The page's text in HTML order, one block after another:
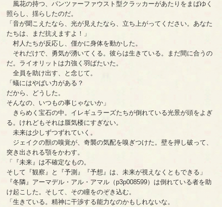
風花の持つ、パンツァーファウスト型クラッカーがあたりをまばゆく
照らし、揺らしたのだ。
「音が聞こえたなら、光が見えたなら、立ち上がってください。あなた
たちは、まだ抗えますよ！」
村人たちが反応し、僅かに身体を動かした。
それだけで、勇気が湧いてくる。彼らは生きている。まだ間に合うの
だ。ライオリットは力強く羽ばたいた。
全員を助け出す、と念じて。
「蟻にはやばい力がある？
だから、どうした。
そんなの、いつもの事じゃないか」
きらめく宝石の中。イレギュラーズたちが倒れている光景が頭をよぎ
る。けれどもそれは蜃気楼にすぎない。
未来は少しずつずれていく。
ジェイクの獣の嗅覚が、奇襲の気配を嗅ぎつけた。壁を押し破って、
突き出される顎をかわす。
「『未来』は不確定なもの。
そして『観察』と『予測』『予想』は、未来が視えなくともできる」
『冬隣』アーマデル・アル・アマル（p3p008599）は倒れている者を助
け起こした。そして、その瞳をのぞき込む。
「生きている。精神に干渉する能力なのかもしれないな。